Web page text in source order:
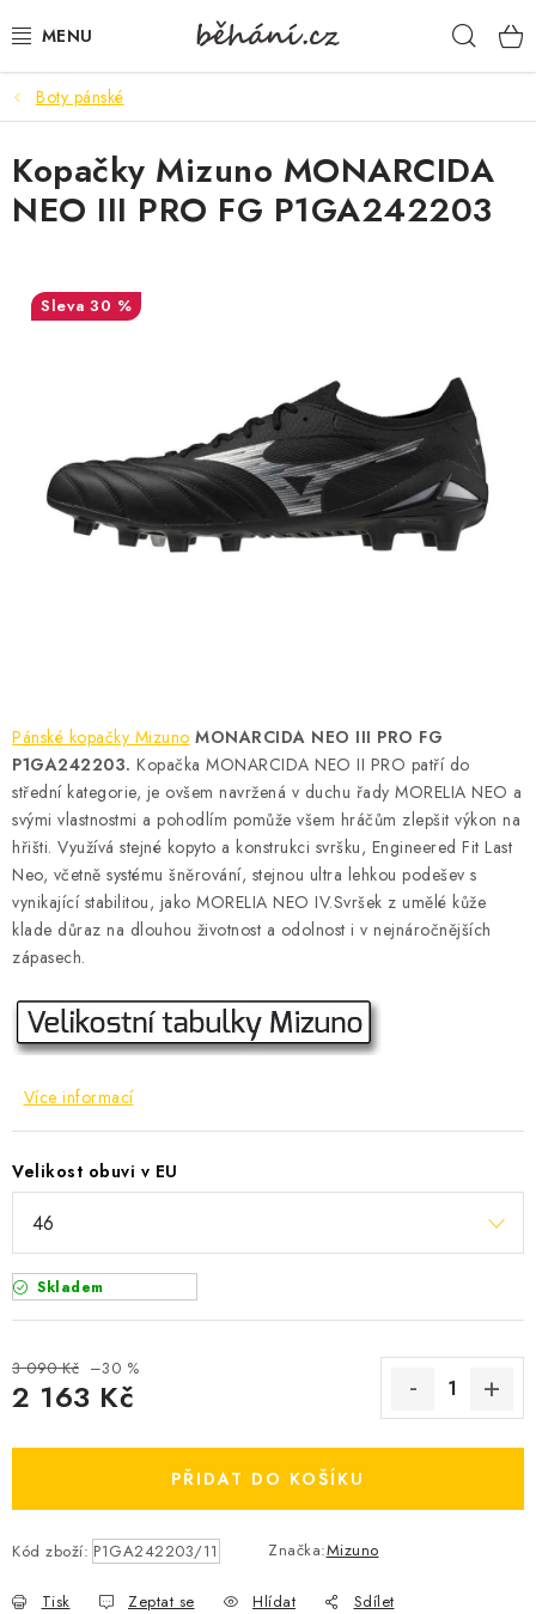
na
BOTY PÁNSKÉ
BOTY DÁMSKÉ
PÁNSKÉ OBLEČENÍ
DÁMSKÉ OBLEČENÍ
VELIKOSTNÍ TABULKY
KONTAKT
VÝŽIVA
SPORTY
MEGA SLEVY
NOVINKY
NOVINKY MIZUNO
NOVINKY INOV-8
OBLÍBENÉ DROBNOSTI
ZNAČKY
Ceník dopravy
Obchodní podmínky
Kontakt
Boty pánské
Pánské kopačky Mizuno MONARCIDA NEO III PRO FG
P1GA242203. Kopačka MONARCIDA NEO II PRO patří do
střední kategorie, je ovšem navržená v duchu řady MORELIA NEO a
svými vlastnostmi a pohodlím pomůže všem hráčům zlepšit výkon na
hřišti. Využívá stejné kopyto a konstrukci svršku, Engineered Fit Last
Neo, včetně systému šněrování, stejnou ultra lehkou podešev s
vynikající stabilitou, jako MORELIA NEO IV.Svršek z umělé kůže
klade důraz na dlouhou životnost a odolnost i v nejnáročnějších
zápasech.
Více informací
Velikost obuvi v EU
Skladem
3 090 Kč –30 %
2 163 Kč
PŘIDAT DO KOŠÍKU
Kód zboží: P1GA242203/11 Značka:Mizuno
Tisk Zeptat se Hlídat Sdílet
Kopačky Mizuno MONARCIDA
NEO III PRO FG P1GA242203
30 %